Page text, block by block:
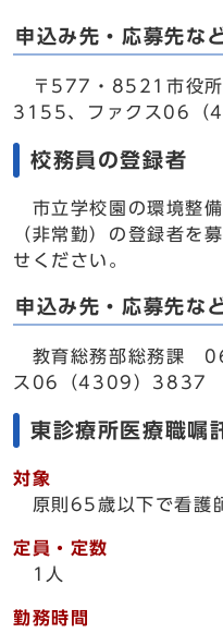
申込み先・応募先な
〒577・8521市役
3155、ファクス06（
校務員の登録者
市立学校園の環境整
（非常勤）の登録者を
せください。
申込み先・応募先な
教育総務部総務課
ス06（4309）3837
東診療所医療職嘱
対象
原則65歳以下で看護
定員・定数
1人
勤務時間